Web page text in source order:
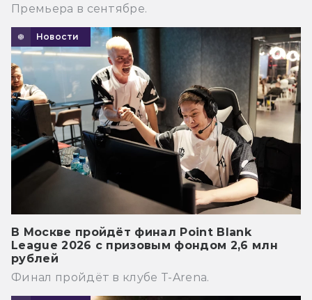
Премьера в сентябре.
Новости
В Москве пройдёт финал Point Blank
League 2026 с призовым фондом 2,6 млн
рублей
Финал пройдёт в клубе T-Arena.